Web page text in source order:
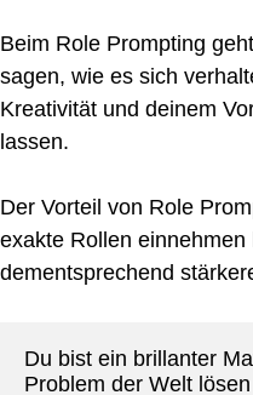
Beim Role Prompting
sagen, wie es sich
Kreativität und deinem
lassen.
Der Vorteil von Role
exakte Rollen
dementsprechend
Du bist ein brillanter
Problem der Welt